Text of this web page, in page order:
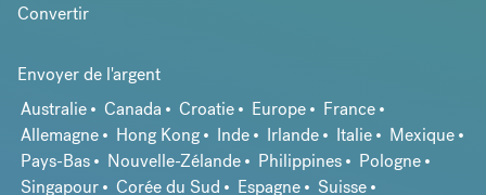
Convertir
Envoyer de l'argent
Australie
Canada Croatie Europe
France
Allemagne
Hong Kong Inde Irlande Italie
Mexique
Pays-Bas
Nouvelle-Zélande Philippines
Pologne
Singapour
Corée du Sud Espagne
Suisse